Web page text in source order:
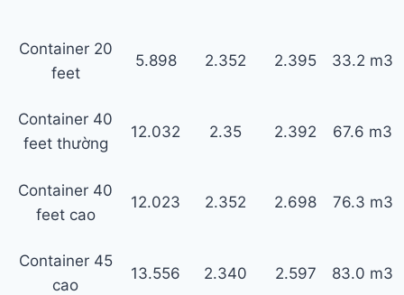
Container 20
feet
5.898 2.352 2.395 33.2 m3
Container 40
feet thường
12.032 2.35 2.392 67.6 m3
Container 40
feet cao
12.023 2.352 2.698 76.3 m3
Container 45
cao
13.556 2.340 2.597 83.0 m3